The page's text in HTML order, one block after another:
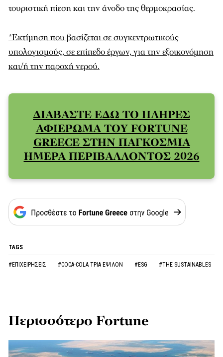
τουριστική πίεση και την άνοδο της θερμοκρασίας.
*Εκτίμηση που βασίζεται σε συγκεντρωτικούς
υπολογισμούς, σε επίπεδο έργων, για την εξοικονόμηση
και/ή την παροχή νερού.
ΔΙΑΒΑΣΤΕ ΕΔΩ ΤΟ ΠΛΗΡΕΣ
ΑΦΙΕΡΩΜΑ ΤΟΥ FORTUNE
GREECE ΣΤΗΝ ΠΑΓΚΟΣΜΙΑ
ΗΜΕΡΑ ΠΕΡΙΒΑΛΛΟΝΤΟΣ 2026
TAGS
#ΕΠΙΧΕΙΡΗΣΕΙΣ #COCA-COLA ΤΡΙΑ ΕΨΙΛΟΝ #ESG #THE SUSTAINABLES
Περισσότερο Fortune